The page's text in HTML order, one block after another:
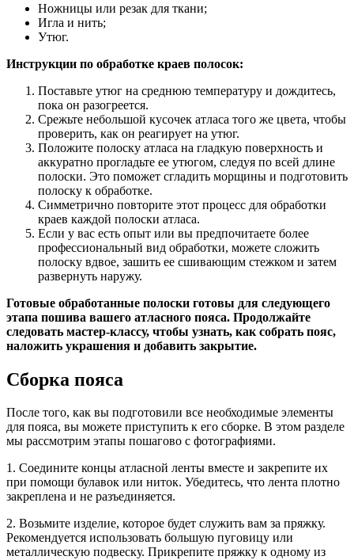
Ножницы или резак для ткани;
Игла и нить;
Утюг.
Инструкции по обработке краев полосок:
Поставьте утюг на среднюю температуру и дождитесь,
пока он разогреется.
Срежьте небольшой кусочек атласа того же цвета, чтобы
проверить, как он реагирует на утюг.
Положите полоску атласа на гладкую поверхность и
аккуратно прогладьте ее утюгом, следуя по всей длине
полоски. Это поможет сгладить морщины и подготовить
полоску к обработке.
Симметрично повторите этот процесс для обработки
краев каждой полоски атласа.
Если у вас есть опыт или вы предпочитаете более
профессиональный вид обработки, можете сложить
полоску вдвое, зашить ее сшивающим стежком и затем
развернуть наружу.
Готовые обработанные полоски готовы для следующего
этапа пошива вашего атласного пояса. Продолжайте
следовать мастер-классу, чтобы узнать, как собрать пояс,
наложить украшения и добавить закрытие.
Сборка пояса
После того, как вы подготовили все необходимые элементы
для пояса, вы можете приступить к его сборке. В этом разделе
мы рассмотрим этапы пошагово с фотографиями.
1. Соедините концы атласной ленты вместе и закрепите их
при помощи булавок или ниток. Убедитесь, что лента плотно
закреплена и не разъединяется.
2. Возьмите изделие, которое будет служить вам за пряжку.
Рекомендуется использовать большую пуговицу или
металлическую подвеску. Прикрепите пряжку к одному из